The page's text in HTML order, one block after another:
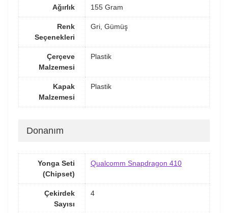
Ağırlık 155 Gram
Renk
Seçenekleri
Gri, Gümüş
Çerçeve
Malzemesi
Plastik
Kapak
Malzemesi
Plastik
Donanım
Yonga Seti
(Chipset)
Qualcomm Snapdragon 410
Çekirdek
Sayısı
4